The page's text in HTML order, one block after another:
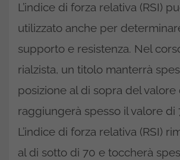
L’indice di forza relativa (RSI)
utilizzato anche per
supporto e resistenza. Nel
rialzista, un titolo manterrà
posizione al di sopra del valore
raggiungerà spesso il valore di
L’indice di forza relativa (RSI)
al di sotto di 70 e toccherà